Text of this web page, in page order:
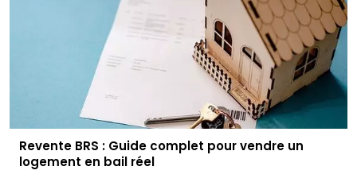
Revente BRS : Guide complet pour vendre un
logement en bail réel